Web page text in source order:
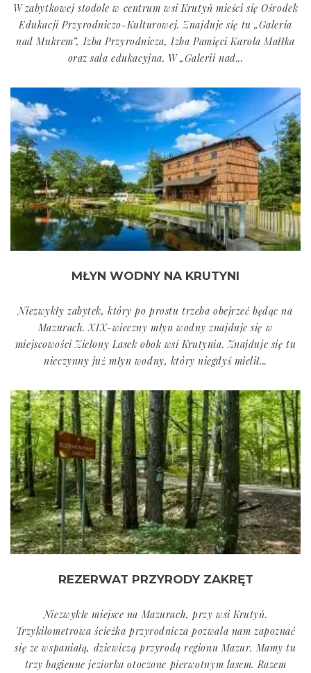
W zabytkowej stodole w centrum wsi Krutyń mieści się Ośrodek
Edukacji Przyrodniczo-Kulturowej. Znajduje się tu „Galeria
nad Mukrem”, Izba Przyrodnicza, Izba Pamięci Karola Małłka
oraz sala edukacyjna. W „Galerii nad...
MŁYN WODNY NA KRUTYNI
Niezwykły zabytek, który po prostu trzeba obejrzeć będąc na
Mazurach. XIX-wieczny młyn wodny znajduje się w
miejscowości Zielony Lasek obok wsi Krutynia. Znajduje się tu
nieczynny już młyn wodny, który niegdyś mielił...
REZERWAT PRZYRODY ZAKRĘT
Niezwykłe miejsce na Mazurach, przy wsi Krutyń.
Trzykilometrowa ścieżka przyrodnicza pozwala nam zapoznać
się ze wspaniałą, dziewiczą przyrodą regionu Mazur. Mamy tu
trzy bagienne jeziorka otoczone pierwotnym lasem. Razem